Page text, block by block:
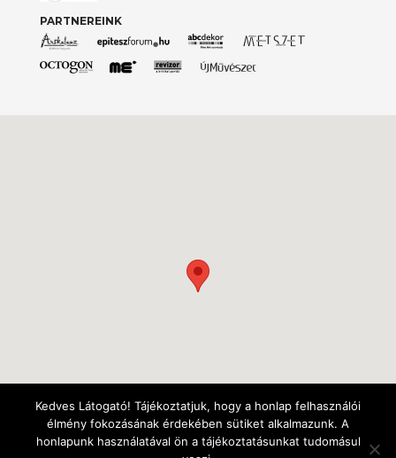
PARTNEREINK
Kedves Látogató! Tájékoztatjuk, hogy a honlap felhasználói
élmény fokozásának érdekében sütiket alkalmazunk. A
honlapunk használatával ön a tájékoztatásunkat tudomásul